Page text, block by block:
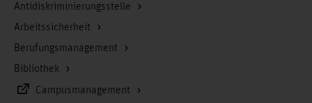
Antidiskriminierungsstelle
Arbeitssicherheit
Berufungsmanagement
Bibliothek
Campusmanagement